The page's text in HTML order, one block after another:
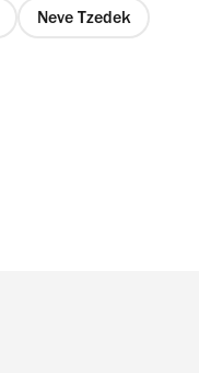
Neve Tzedek